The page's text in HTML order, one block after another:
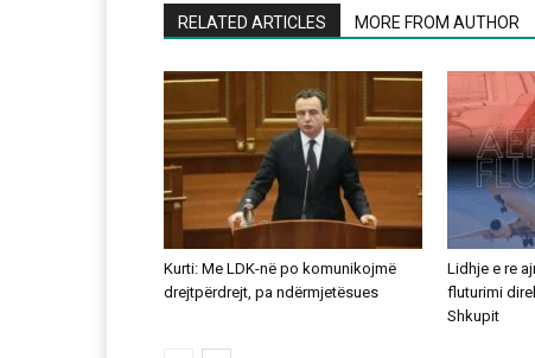
RELATED ARTICLES MORE FROM AUTHOR
Kurti: Me LDK-në po komunikojmë
drejtpërdrejt, pa ndërmjetësues
Lidhje e re
fluturimi
Shkupit